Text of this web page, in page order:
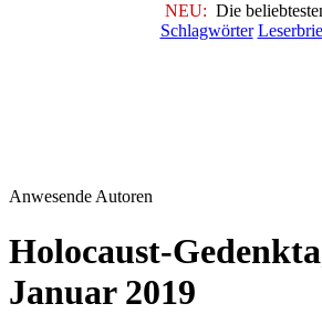
NEU: Die
Schlagwörter
Anwesende Autoren
Holocaust-
Januar 2019